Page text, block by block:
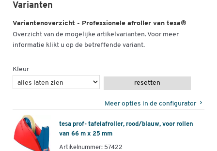
Varianten
Variantenoverzicht - Professionele afroller van tesa®
Overzicht van de mogelijke artikelvarianten. Voor meer
informatie klikt u op de betreffende variant.
Kleur
resetten
Meer opties in de configurator
tesa prof- tafelafroller, rood/blauw, voor rollen
van 66 m x 25 mm
Artikelnummer: 57422